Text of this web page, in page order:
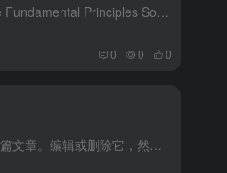
Table of Topics Comprehending the Fundamental Principles Sophisticated Design Identification Systems...
0 0 0
欢迎使用WordPress。这是您的第一篇文章。编辑或删除它，然后开始写作吧！